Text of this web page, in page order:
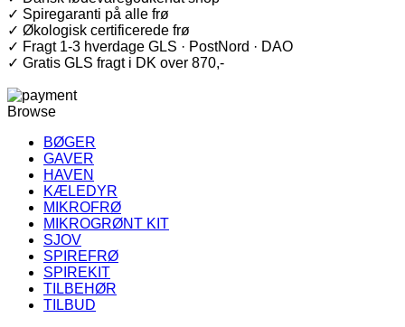
spirefrø
antal
✓ Spiregaranti på alle frø
✓ Økologisk certificerede frø
✓ Fragt 1-3 hverdage GLS · PostNord · DAO
✓ Gratis GLS fragt i DK over 870,-
Browse
BØGER
GAVER
HAVEN
KÆLEDYR
MIKROFRØ
MIKROGRØNT KIT
SJOV
SPIREFRØ
SPIREKIT
TILBEHØR
TILBUD